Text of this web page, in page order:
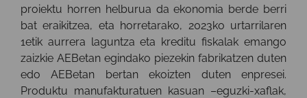
proiektu horren helburua da ekonomia berde berri
bat eraikitzea, eta horretarako, 2023ko urtarrilaren
1etik aurrera laguntza eta kreditu fiskalak emango
zaizkie AEBetan egindako piezekin fabrikatzen duten
edo AEBetan bertan ekoizten duten enpresei.
Produktu manufakturatuen kasuan –eguzki-xaflak,